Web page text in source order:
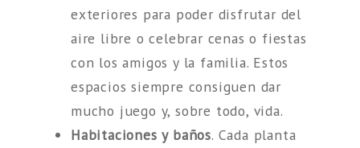
exteriores para poder disfrutar del
aire libre o celebrar cenas o fiestas
con los amigos y la familia. Estos
espacios siempre consiguen dar
mucho juego y, sobre todo, vida.
Habitaciones y baños. Cada planta